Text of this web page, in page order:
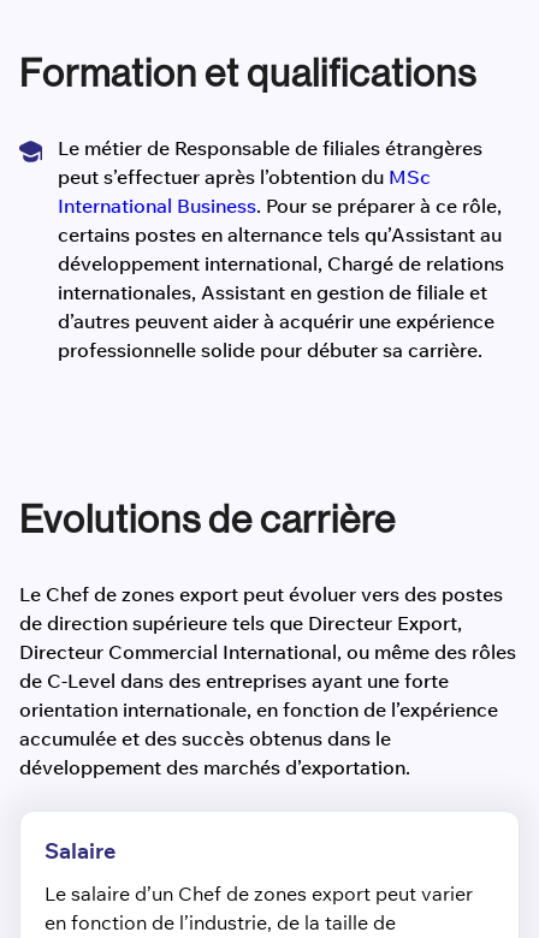
Formation et qualifications
Le métier de Responsable de filiales étrangères
peut s’effectuer après l’obtention du MSc
International Business. Pour se préparer à ce rôle,
certains postes en alternance tels qu’Assistant au
développement international, Chargé de relations
internationales, Assistant en gestion de filiale et
d’autres peuvent aider à acquérir une expérience
professionnelle solide pour débuter sa carrière.
Evolutions de carrière
Le Chef de zones export peut évoluer vers des postes
de direction supérieure tels que Directeur Export,
Directeur Commercial International, ou même des rôles
de C-Level dans des entreprises ayant une forte
orientation internationale, en fonction de l’expérience
accumulée et des succès obtenus dans le
développement des marchés d’exportation.
Salaire
Le salaire d’un Chef de zones export peut varier
en fonction de l’industrie, de la taille de